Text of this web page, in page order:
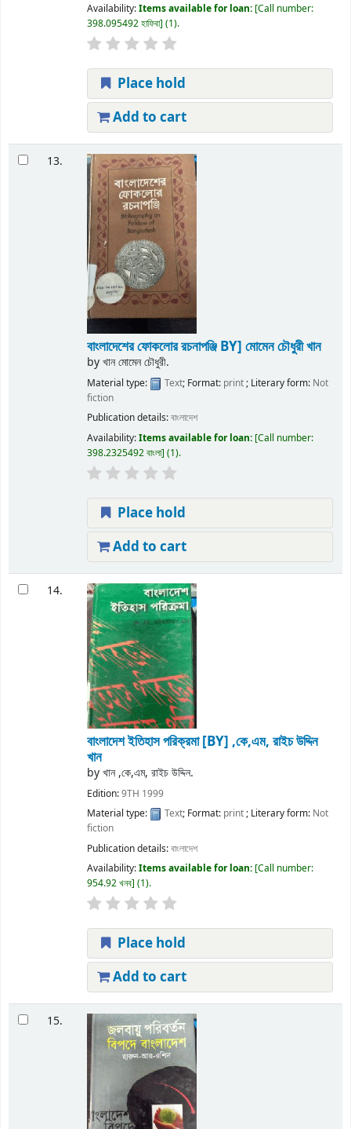
Availability:Items available for loan: Call number:
398.095492 হাফিবা (1).
Place hold
Add to cart
13.
বাংলাদেশের ফোকলোর রচনাপঞ্জি BY] মোমেন চৌধুরী খান
byখান মোমেন চৌধুরী.
Material type: Text; Format: print; Literary form: Not
fiction
Publication details:বাংলাদেশ
Availability:Items available for loan: Call number:
398.2325492 বাংলা (1).
Place hold
Add to cart
14.
বাংলাদেশ ইতিহাস পরিক্রমা[BY] ,কে,এম, রাইচ উদ্দিন
খান
byখান ,কে,এম, রাইচ উদ্দিন.
Edition:9TH 1999
Material type:
Text; Format: print; Literary form: Not
fiction
Publication details:বাংলাদেশ
Availability:Items available for loan: Call number:
954.92 খনব (1).
Place hold
Add to cart
15.